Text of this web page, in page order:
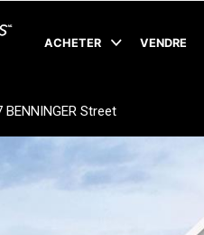
ACHETER VENDRE
BENNINGER Street